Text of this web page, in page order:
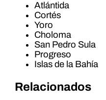
Atlántida
Cortés
Yoro
Choloma
San Pedro Sula
Progreso
Islas de la Bahía
Relacionados